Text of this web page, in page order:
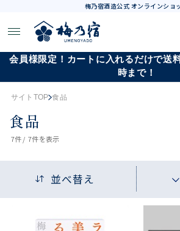
梅乃宿酒造公式 オンラインショ
会員様限定！カートに入れるだけで送
時まで！
サイトTOP 食品
食品
7件 / 7件を表示
並べ替え